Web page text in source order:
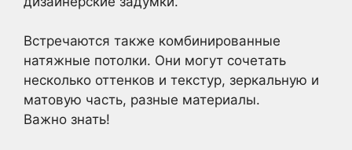
Встречаются также комбинированные
натяжные потолки. Они могут сочетать
несколько оттенков и текстур, зеркальную и
матовую часть, разные материалы.
Важно знать!